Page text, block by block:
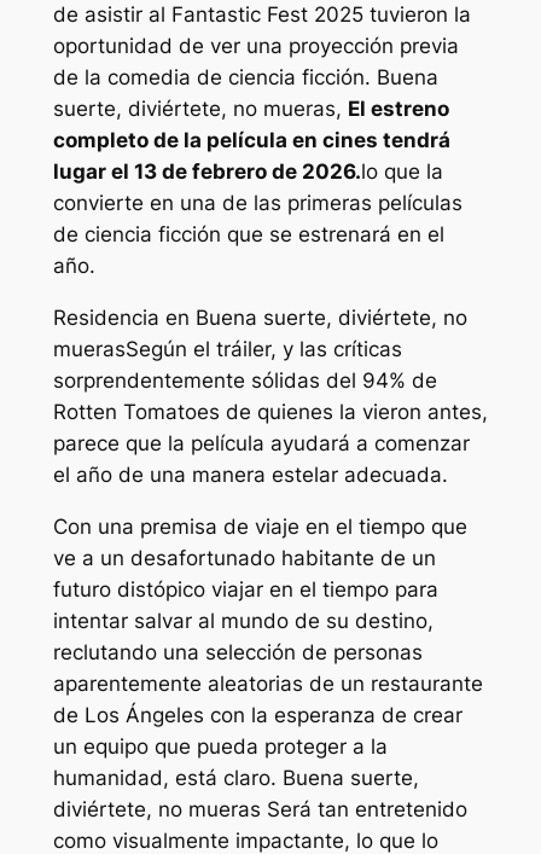
de asistir al Fantastic Fest 2025 tuvieron la
oportunidad de ver una proyección previa
de la comedia de ciencia ficción. Buena
suerte, diviértete, no mueras, El estreno
completo de la película en cines tendrá
lugar el 13 de febrero de 2026.lo que la
convierte en una de las primeras películas
de ciencia ficción que se estrenará en el
año.
Residencia en Buena suerte, diviértete, no
muerasSegún el tráiler, y las críticas
sorprendentemente sólidas del 94% de
Rotten Tomatoes de quienes la vieron antes,
parece que la película ayudará a comenzar
el año de una manera estelar adecuada.
Con una premisa de viaje en el tiempo que
ve a un desafortunado habitante de un
futuro distópico viajar en el tiempo para
intentar salvar al mundo de su destino,
reclutando una selección de personas
aparentemente aleatorias de un restaurante
de Los Ángeles con la esperanza de crear
un equipo que pueda proteger a la
humanidad, está claro. Buena suerte,
diviértete, no mueras Será tan entretenido
como visualmente impactante, lo que lo